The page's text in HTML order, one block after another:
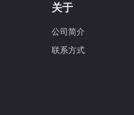
关于
公司简介
联系方式